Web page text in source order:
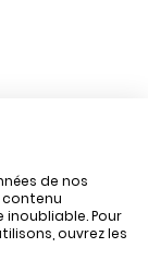
de nos
contenu
inoubliable. Pour
ouvrez les